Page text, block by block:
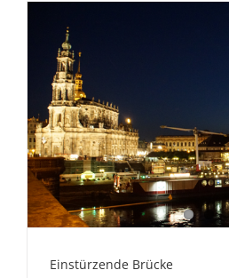
Einstürzende Brücke